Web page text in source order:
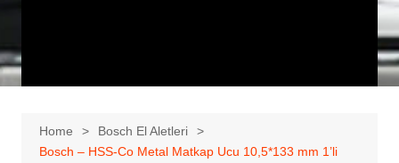
Home
Bosch El Aletleri
Bosch – HSS-Co Metal Matkap Ucu 10,5*133 mm 1’li